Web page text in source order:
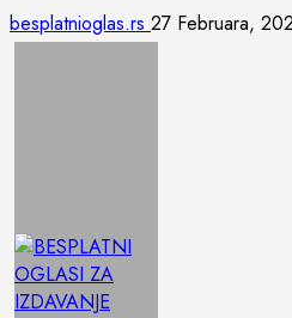
besplatnioglas.rs 27 Februara,